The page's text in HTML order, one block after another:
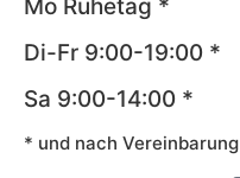
Mo Ruhetag *
Di-Fr 9:00-19:00 *
Sa 9:00-14:00 *
* und nach Vereinbarung